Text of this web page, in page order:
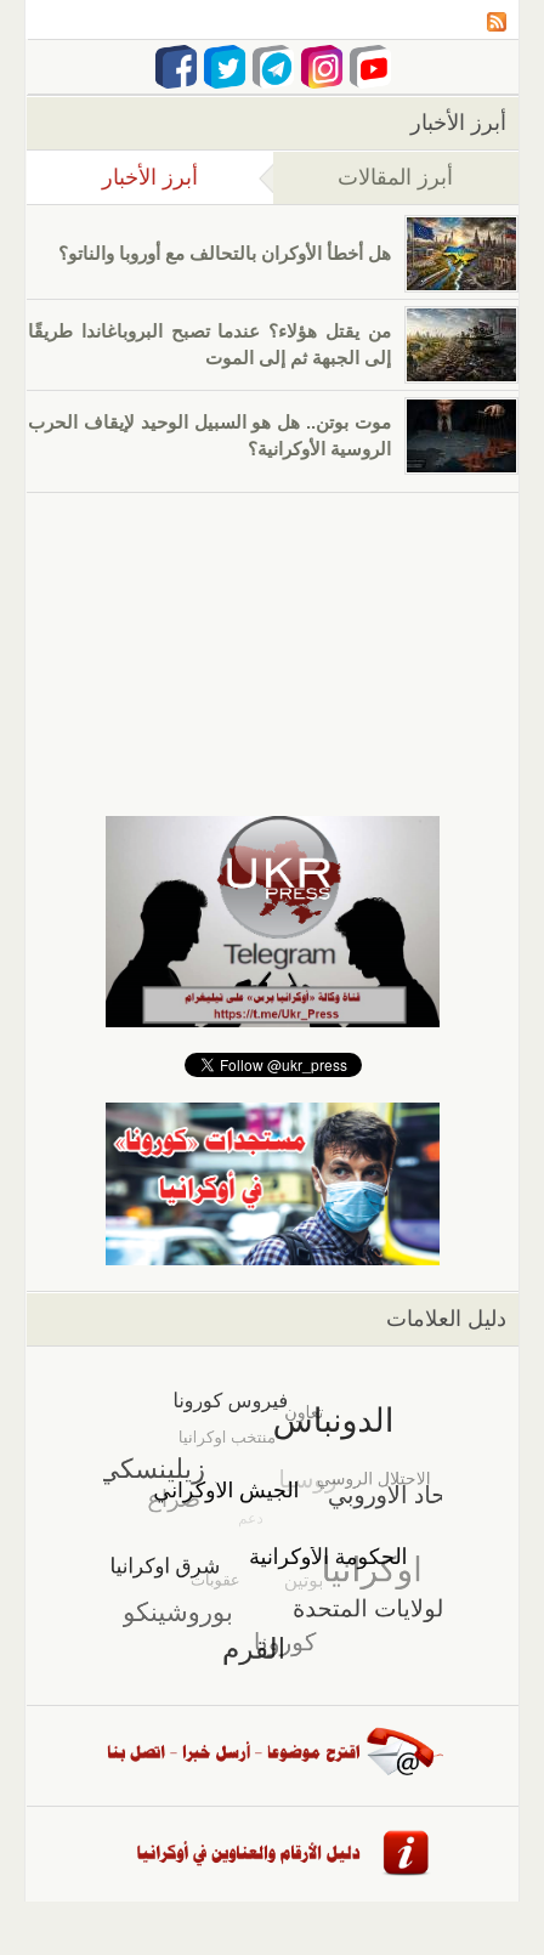
أبرز الأخبار
أبرز المقالات أبرز الأخبار
هل أخطأ الأوكران بالتحالف مع أوروبا والناتو؟
من يقتل هؤلاء؟ عندما تصبح البروباغاندا طريقًا
إلى الجبهة ثم إلى الموت
موت بوتن.. هل هو السبيل الوحيد لإيقاف الحرب
الروسية الأوكرانية؟
دليل العلامات